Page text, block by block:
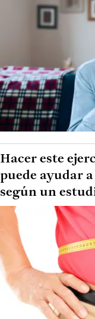
Hacer este
puede ayudar
según un